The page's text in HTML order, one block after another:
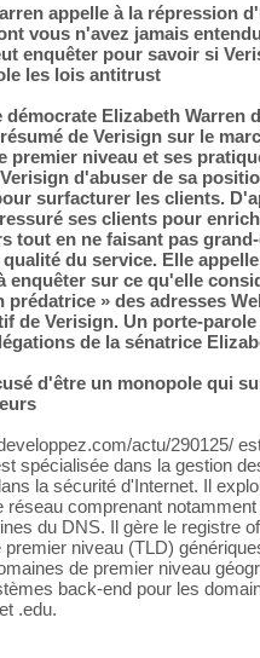
appelle à la répression
vous n'avez jamais
enquêter pour savoir si
les lois antitrust
démocrate Elizabeth Warren
de Verisign sur le
premier niveau et ses
d'abuser de sa
surfacturer les clients.
ses clients pour
tout en ne faisant pas
du service. Elle
enquêter sur ce qu'elle
prédatrice » des adresses
de Verisign. Un porte-parole
de la sénatrice
d'être un monopole qui
actu/290125/
spécialisée dans la gestion
la sécurité d'Internet. Il
réseau comprenant
du DNS. Il gère le registre
premier niveau (TLD)
de premier niveau
back-end pour les
.edu.